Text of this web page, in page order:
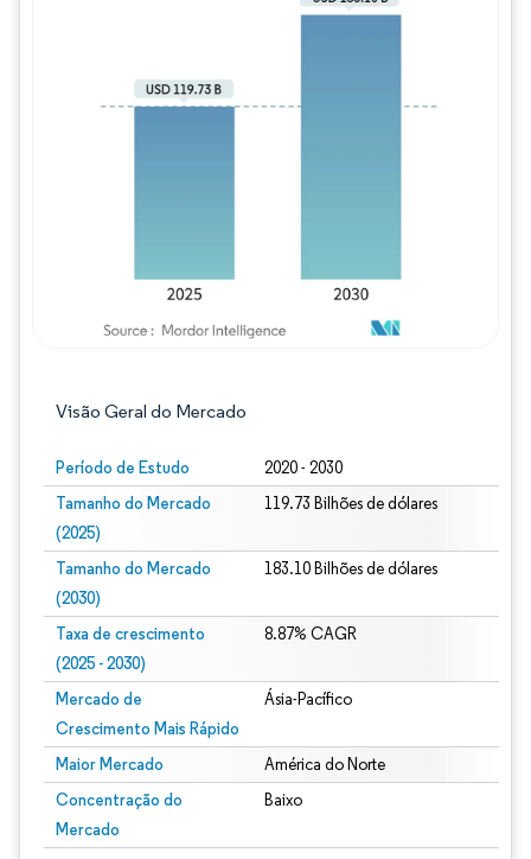
Visão Geral do Mercado
Período de Estudo 2020 - 2030
Tamanho do Mercado
(2025)
119.73 Bilhões de dólares
Tamanho do Mercado
(2030)
183.10 Bilhões de dólares
Taxa de crescimento
(2025 - 2030)
8.87% CAGR
Mercado de
Crescimento Mais Rápido
Ásia-Pacífico
Maior Mercado América do Norte
Concentração do
Mercado
Baixo